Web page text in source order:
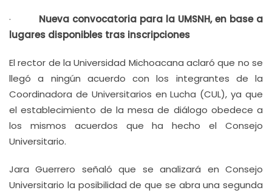
· Nueva convocatoria para la UMSNH, en base a
lugares disponibles tras inscripciones
El rector de la Universidad Michoacana aclaró que no se
llegó a ningún acuerdo con los integrantes de la
Coordinadora de Universitarios en Lucha (CUL), ya que
el establecimiento de la mesa de diálogo obedece a
los mismos acuerdos que ha hecho el Consejo
Universitario.
Jara Guerrero señaló que se analizará en Consejo
Universitario la posibilidad de que se abra una segunda